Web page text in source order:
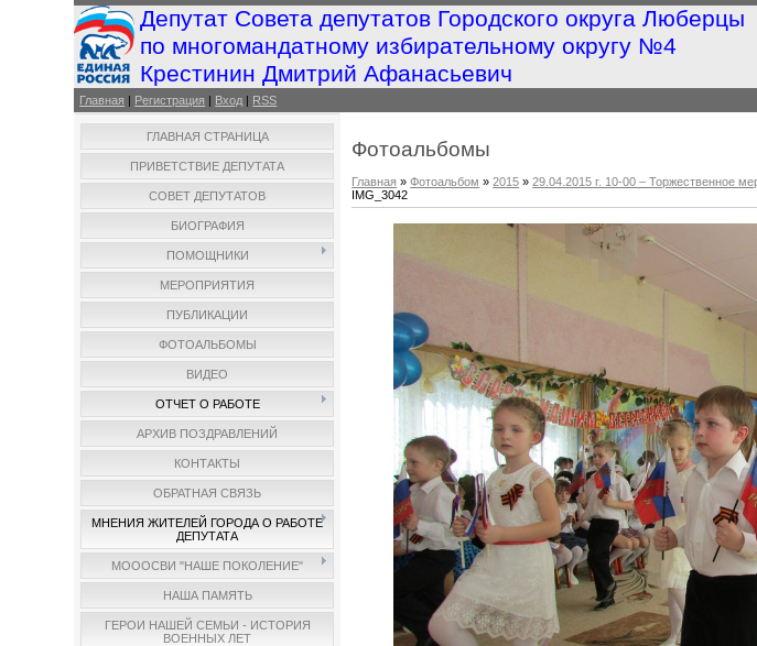
Депутат Совета депутатов Городского округа Люберцы
по многомандатному избирательному округу №4
Крестинин Дмитрий Афанасьевич
Главная | Регистрация | Вход | RSS
ГЛАВНАЯ СТРАНИЦА
ПРИВЕТСТВИЕ ДЕПУТАТА
СОВЕТ ДЕПУТАТОВ
БИОГРАФИЯ
ПОМОЩНИКИ
МЕРОПРИЯТИЯ
ПУБЛИКАЦИИ
ФОТОАЛЬБОМЫ
ВИДЕО
ОТЧЕТ О РАБОТЕ
АРХИВ ПОЗДРАВЛЕНИЙ
КОНТАКТЫ
ОБРАТНАЯ СВЯЗЬ
МНЕНИЯ ЖИТЕЛЕЙ ГОРОДА О РАБОТЕ
ДЕПУТАТА
МОООСВИ "НАШЕ ПОКОЛЕНИЕ"
НАША ПАМЯТЬ
ГЕРОИ НАШЕЙ СЕМЬИ - ИСТОРИЯ
ВОЕННЫХ ЛЕТ
Фотоальбомы
Главная »Фотоальбом »2015 »29.04.2015 г. 10-00 – Торжественное
IMG_3042